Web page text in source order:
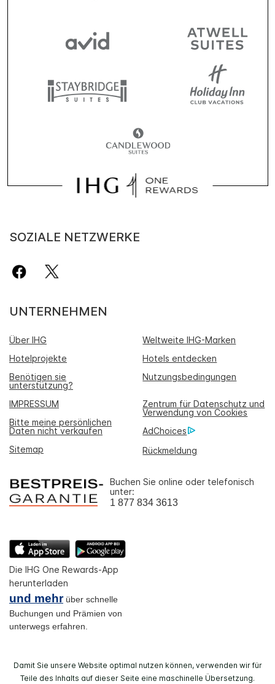
SOZIALE NETZWERKE
UNTERNEHMEN
Über IHG
Weltweite IHG-Marken
Hotelprojekte
Hotels entdecken
Benötigen sie
unterstützung?
Nutzungsbedingungen
IMPRESSUM
Zentrum für Datenschutz und
Verwendung von Cookies
Bitte meine persönlichen
Daten nicht verkaufen
AdChoices
Sitemap
Rückmeldung
Buchen Sie online oder telefonisch
unter:
1 877 834 3613
Die IHG One Rewards-App
herunterladen
und mehrüber schnelle
Buchungen und Prämien von
unterwegs erfahren.
Damit Sie unsere Website optimal nutzen können, verwenden wir für
Teile des Inhalts auf dieser Seite eine maschinelle Übersetzung.